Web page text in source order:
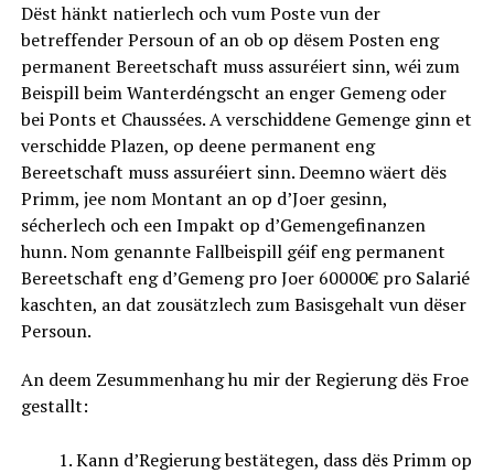
Dëst hänkt natierlech och vum Poste vun der
betreffender Persoun of an ob op dësem Posten eng
permanent Bereetschaft muss assuréiert sinn, wéi zum
Beispill beim Wanterdéngscht an enger Gemeng oder
bei Ponts et Chaussées. A verschiddene Gemenge ginn et
verschidde Plazen, op deene permanent eng
Bereetschaft muss assuréiert sinn. Deemno wäert dës
Primm, jee nom Montant an op d’Joer gesinn,
sécherlech och een Impakt op d’Gemengefinanzen
hunn. Nom genannte Fallbeispill géif eng permanent
Bereetschaft eng d’Gemeng pro Joer 60000€ pro Salarié
kaschten, an dat zousätzlech zum Basisgehalt vun dëser
Persoun.
An deem Zesummenhang hu mir der Regierung dës Froe
gestallt:
Kann d’Regierung bestätegen, dass dës Primm op